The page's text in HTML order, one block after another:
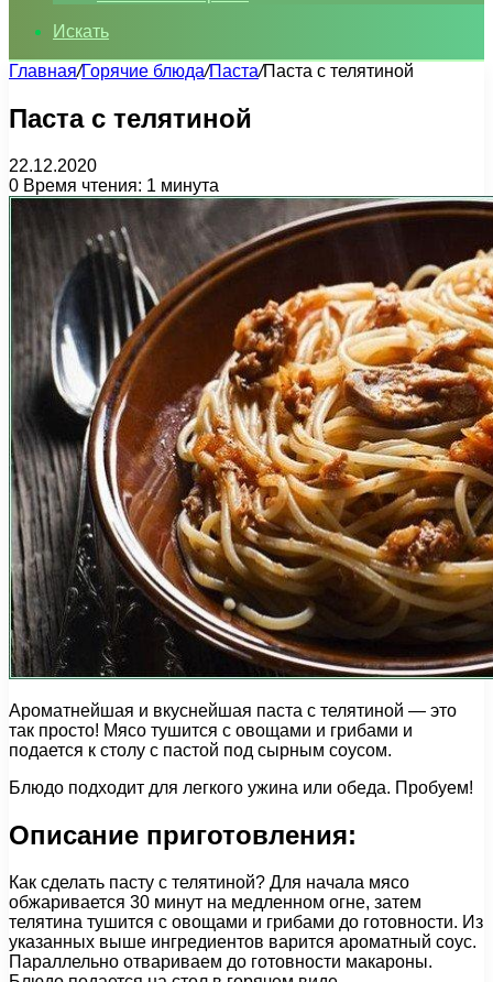
Искать
Главная/Горячие блюда/Паста/Паста с телятиной
Паста с телятиной
22.12.2020
0 Время чтения: 1 минута
Ароматнейшая и вкуснейшая паста с телятиной — это
так просто! Мясо тушится с овощами и грибами и
подается к столу с пастой под сырным соусом.
Блюдо подходит для легкого ужина или обеда. Пробуем!
Описание приготовления:
Как сделать пасту с телятиной? Для начала мясо
обжаривается 30 минут на медленном огне, затем
телятина тушится с овощами и грибами до готовности. Из
указанных выше ингредиентов варится ароматный соус.
Параллельно отвариваем до готовности макароны.